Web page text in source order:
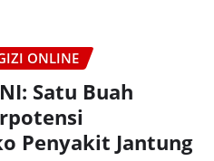
ONLINE
Satu Buah
Penyakit Jantung